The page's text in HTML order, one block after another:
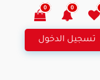
0
0
تسجيل الدخول